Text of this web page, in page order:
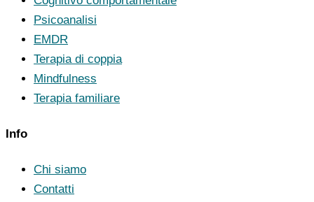
Psicoanalisi
EMDR
Terapia di coppia
Mindfulness
Terapia familiare
Info
Chi siamo
Contatti